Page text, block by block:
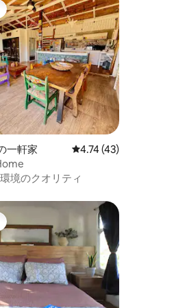
一軒家 レビュー43件、5つ
4.74 (43)
境のクオリティ